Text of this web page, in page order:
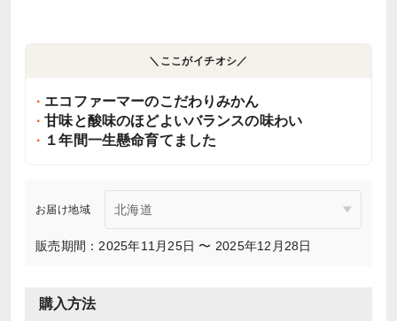
＼ここがイチオシ／
エコファーマーのこだわりみかん
甘味と酸味のほどよいバランスの味わい
１年間一生懸命育てました
お届け地域
販売期間：2025年11月25日 〜 2025年12月28日
購入方法